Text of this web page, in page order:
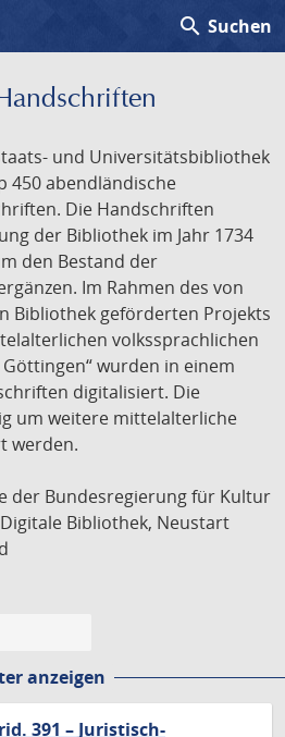
search Suchen
und Universitätsbibliothek
450 abendländische
Die Handschriften
der Bibliothek im Jahr 1734
den Bestand der
Im Rahmen des von
Bibliothek geförderten Projekts
volkssprachlichen
wurden in einem
digitalisiert. Die
um weitere mittelalterliche
werden.
der Bundesregierung für Kultur
Bibliothek, Neustart
anzeigen
391 – Juristisch-